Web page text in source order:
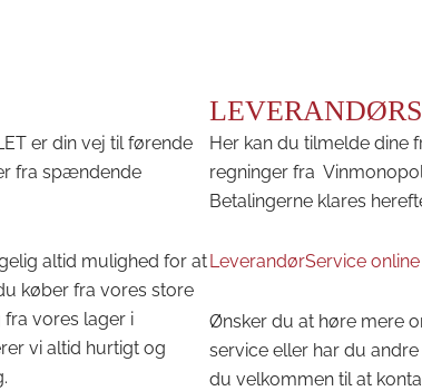
er din vej til førende
fra spændende
altid mulighed for at
køber fra vores store
vores lager i
vi altid hurtigt og
Her kan du tilmelde dine
regninger fra
Betalingerne klares
LeverandørService
Ønsker du at høre mere
service eller har du
du velkommen til at